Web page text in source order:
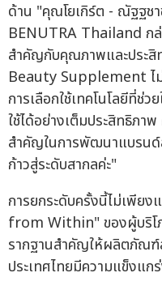
ด้าน "คุณโยเกิร์ต - ณัฐฐช
BENUTRA Thailand ก
สำคัญกับคุณภาพและประสิ
Beauty Supplement ไ
การเลือกใช้เทคโนโลยีที่ช่
ใช้ได้อย่างเต็มประสิทธิภา
สำคัญในการพัฒนาแบรนด์
ก้าวสู่ระดับสากลค่ะ"
การยกระดับครั้งนี้ไม่เพีย
from Within" ของผู้บริโ
รากฐานสำคัญให้ผลิตภัณฑ์
ประเทศไทยมีความแข็งแก